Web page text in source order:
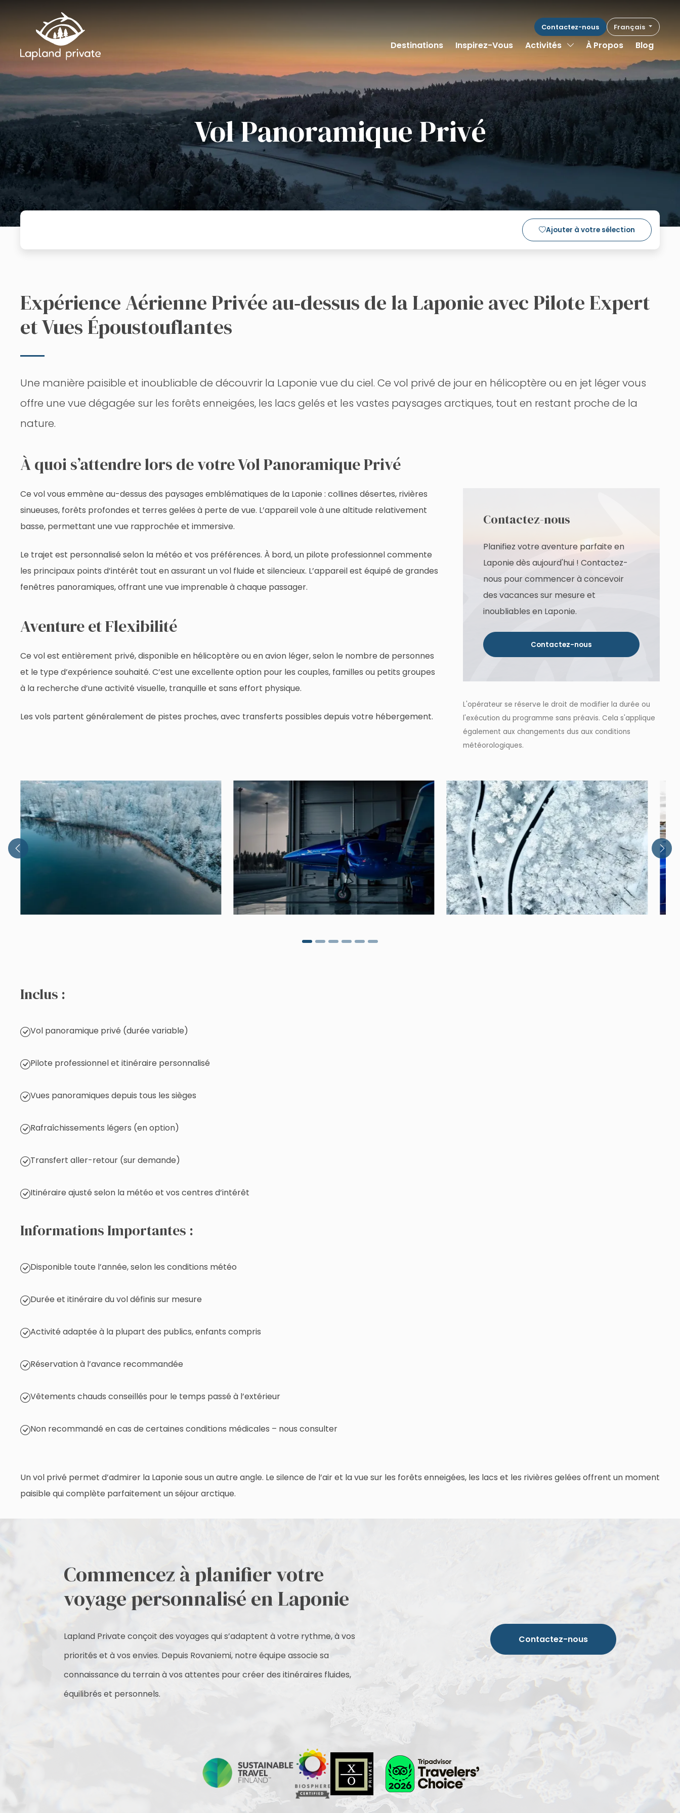
Passer au contenu principal
Contactez-nous Français
Destinations Inspirez-Vous Activités Toggle Dropdown
À Propos Blog
Vol Panoramique Privé
Ajouter à votre sélection
Expérience Aérienne Privée au‑dessus de la Laponie avec Pilote Expert
et Vues Époustouflantes
Une manière paisible et inoubliable de découvrir la Laponie vue du ciel. Ce vol privé de jour en hélicoptère ou en jet léger vous
offre une vue dégagée sur les forêts enneigées, les lacs gelés et les vastes paysages arctiques, tout en restant proche de la
nature.
À quoi s’attendre lors de votre Vol Panoramique Privé
Ce vol vous emmène au-dessus des paysages emblématiques de la Laponie : collines désertes, rivières
sinueuses, forêts profondes et terres gelées à perte de vue. L’appareil vole à une altitude relativement
basse, permettant une vue rapprochée et immersive.
Le trajet est personnalisé selon la météo et vos préférences. À bord, un pilote professionnel commente
les principaux points d’intérêt tout en assurant un vol fluide et silencieux. L’appareil est équipé de grandes
fenêtres panoramiques, offrant une vue imprenable à chaque passager.
Aventure et Flexibilité
Ce vol est entièrement privé, disponible en hélicoptère ou en avion léger, selon le nombre de personnes
et le type d’expérience souhaité. C’est une excellente option pour les couples, familles ou petits groupes
à la recherche d’une activité visuelle, tranquille et sans effort physique.
Les vols partent généralement de pistes proches, avec transferts possibles depuis votre hébergement.
Contactez-nous
Planifiez votre aventure parfaite en
Laponie dès aujourd'hui ! Contactez-
nous pour commencer à concevoir
des vacances sur mesure et
inoubliables en Laponie.
Contactez-nous
L'opérateur se réserve le droit de modifier la durée ou
l'exécution du programme sans préavis. Cela s'applique
également aux changements dus aux conditions
météorologiques.
next
Inclus :
Vol panoramique privé (durée variable)
Pilote professionnel et itinéraire personnalisé
Vues panoramiques depuis tous les sièges
Rafraîchissements légers (en option)
Transfert aller-retour (sur demande)
Itinéraire ajusté selon la météo et vos centres d’intérêt
Informations Importantes :
Disponible toute l’année, selon les conditions météo
Durée et itinéraire du vol définis sur mesure
Activité adaptée à la plupart des publics, enfants compris
Réservation à l’avance recommandée
Vêtements chauds conseillés pour le temps passé à l’extérieur
Non recommandé en cas de certaines conditions médicales – nous consulter
Un vol privé permet d’admirer la Laponie sous un autre angle. Le silence de l’air et la vue sur les forêts enneigées, les lacs et les rivières gelées offrent un moment
paisible qui complète parfaitement un séjour arctique.
Commencez à planifier votre
voyage personnalisé en Laponie
Lapland Private conçoit des voyages qui s’adaptent à votre rythme, à vos
priorités et à vos envies. Depuis Rovaniemi, notre équipe associe sa
connaissance du terrain à vos attentes pour créer des itinéraires fluides,
équilibrés et personnels.
Contactez-nous